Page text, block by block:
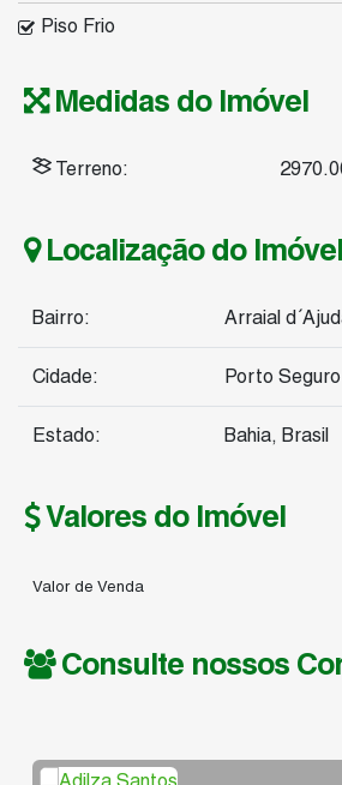
Piso Frio
Medidas do Imóvel
Terreno: 2970
Localização do Imóvel
Bairro: Arraial
Cidade: Porto Seguro
Estado: Bahia, Brasil
Valores do Imóvel
Valor de Venda
Consulte nossos